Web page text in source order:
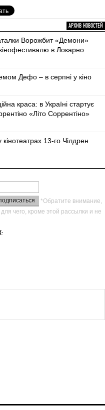
АРХИВ НОВОСТЕЙ
Ворожбит «Демони»
кінофестивалю в Локарно
Дефо – в серпні у кіно
краса: в Україні стартує
«Літо Соррентіно»
13-го Чілдрен
*Обратите внимание,
чего, кроме этой рассылки и не